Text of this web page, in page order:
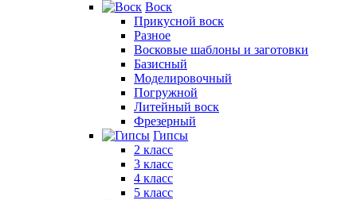
Воск
Прикусной воск
Разное
Восковые шаблоны и заготовки
Базисный
Моделировочный
Погружной
Литейный воск
Фрезерный
Гипсы
2 класс
3 класс
4 класс
5 класс